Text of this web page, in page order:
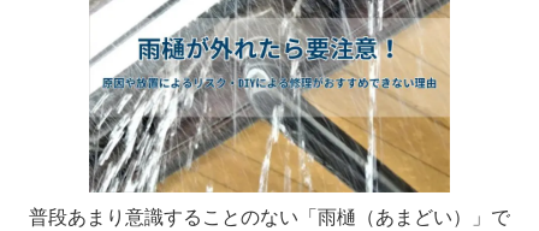
普段あまり意識することのない「雨樋（あまどい）」で